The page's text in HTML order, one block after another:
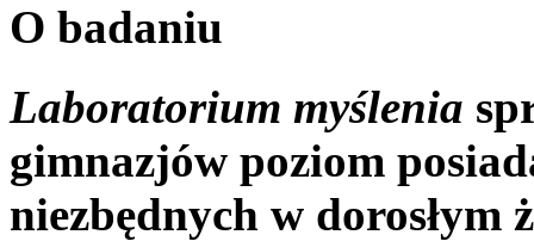
O badaniu
Laboratorium myślenia
gimnazjów poziom
niezbędnych w dorosłym